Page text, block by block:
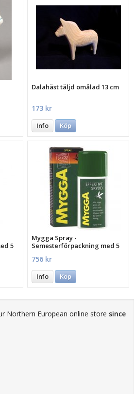
Dalahäst täljd omålad 13 cm
173 kr
Info Köp
5
Mygga Spray -
Semesterförpackning med 5
756 kr
Info Köp
Northern European online store since